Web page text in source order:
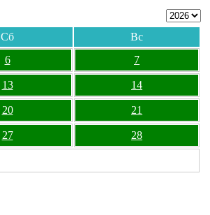
Сб
Вс
6 7
13 14
20 21
27 28